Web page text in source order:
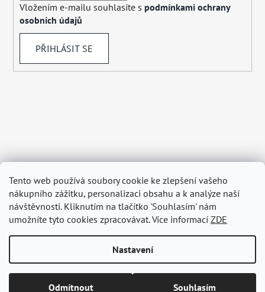
Tento web používá soubory cookie ke zlepšení vašeho
nákupního zážitku, personalizaci obsahu a k analýze naší
návštěvnosti. Kliknutím na tlačítko 'Souhlasím' nám
umožníte tyto cookies zpracovávat. Více informací ZDE
Nastavení
Odmítnout Souhlasím
Vložením e-mailu souhlasíte s podmínkami ochrany
osobních údajů
PŘIHLÁSIT SE
Vytvořil Shoptet